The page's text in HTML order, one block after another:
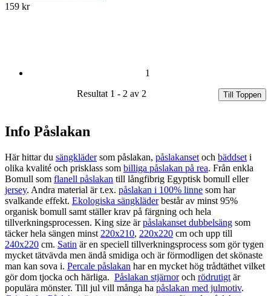
159 kr
1
Resultat 1 - 2 av 2
Till Toppen
Info Påslakan
Här hittar du sängklädersom påslakan, påslakanset och bäddset i
olika kvalité och prisklass som billiga påslakan på rea. Från enkla
Bomull som flanell påslakan till långfibrig Egyptisk bomull eller
jersey. Andra material är t.ex. påslakan i 100% linne som har
svalkande effekt. Ekologiska sängkläderbestår av minst 95%
organisk bomull samt ställer krav på färgning och hela
tillverkningsprocessen. King size ärpåslakanset dubbelsäng som
täcker hela sängen minst 220x210, 220x220 cm och upp till
240x220 cm. Satin är en speciell tillverkningsprocess som gör tygen
mycket tätvävda men ändå smidiga och är förmodligen det skönaste
man kan sova i. Percale påslakan har en mycket hög trådtäthet vilket
gör dom tjocka och härliga. Påslakan stjärnoroch rödrutigt är
populära mönster. Till jul vill många ha påslakan med julmotiv.